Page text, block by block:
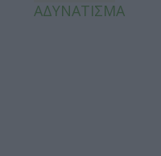
ΑΔΥΝΑΤΙΣΜΑ